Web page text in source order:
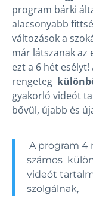
program bárki
alacsonyabb
változások a
már látszanak az
ezt a 6 hét
rengeteg
gyakorló videót
bővül, újabb és
A program 4
számos
videót
szolgálnak,